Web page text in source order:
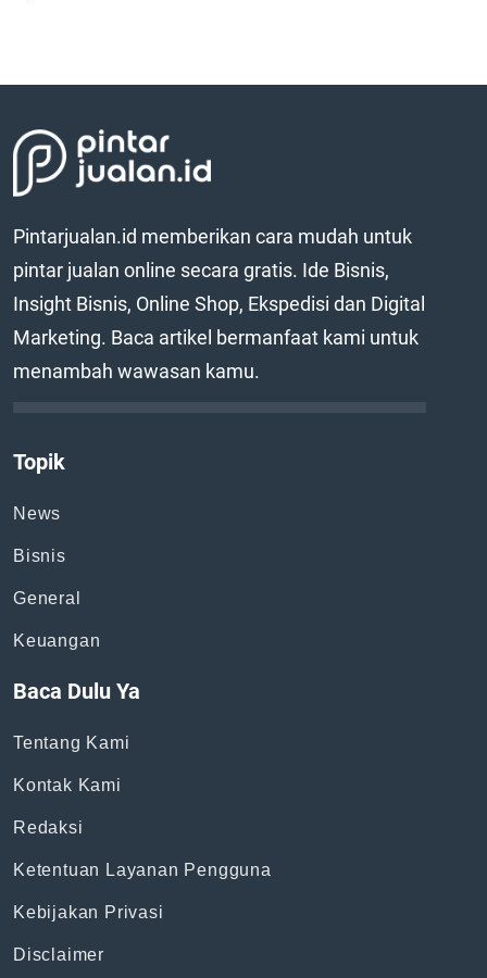
Pintarjualan.id memberikan cara mudah untuk
pintar jualan online secara gratis. Ide Bisnis,
Insight Bisnis, Online Shop, Ekspedisi dan Digital
Marketing. Baca artikel bermanfaat kami untuk
menambah wawasan kamu.
Topik
News
Bisnis
General
Keuangan
Baca Dulu Ya
Tentang Kami
Kontak Kami
Redaksi
Ketentuan Layanan Pengguna
Kebijakan Privasi
Disclaimer